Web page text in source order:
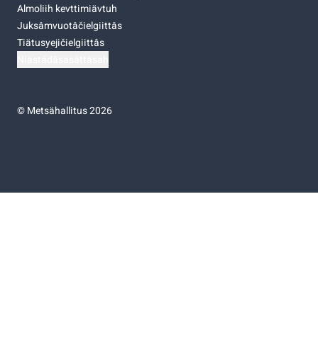
Almoliih kevttimiävtuh
Juksâmvuotâčielgiittâs
Tiätusyejičielgiittâs
©Metsähallitus 2026